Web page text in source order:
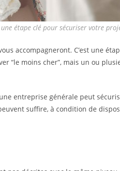
étape clé pour sécuriser votre
accompagneront. C’est une
“le moins cher”, mais un ou
entreprise générale peut
suffire, à condition de